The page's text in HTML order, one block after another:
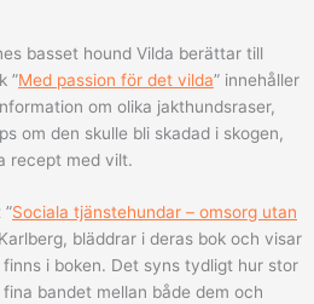
basset hound Vilda berättar till
”Med passion för det vilda” innehåller
om olika jakthundsraser,
om den skulle bli skadad i skogen,
recept med vilt.
Sociala tjänstehundar – omsorg utan
bläddrar i deras bok och visar
i boken. Det syns tydligt hur stor
bandet mellan både dem och